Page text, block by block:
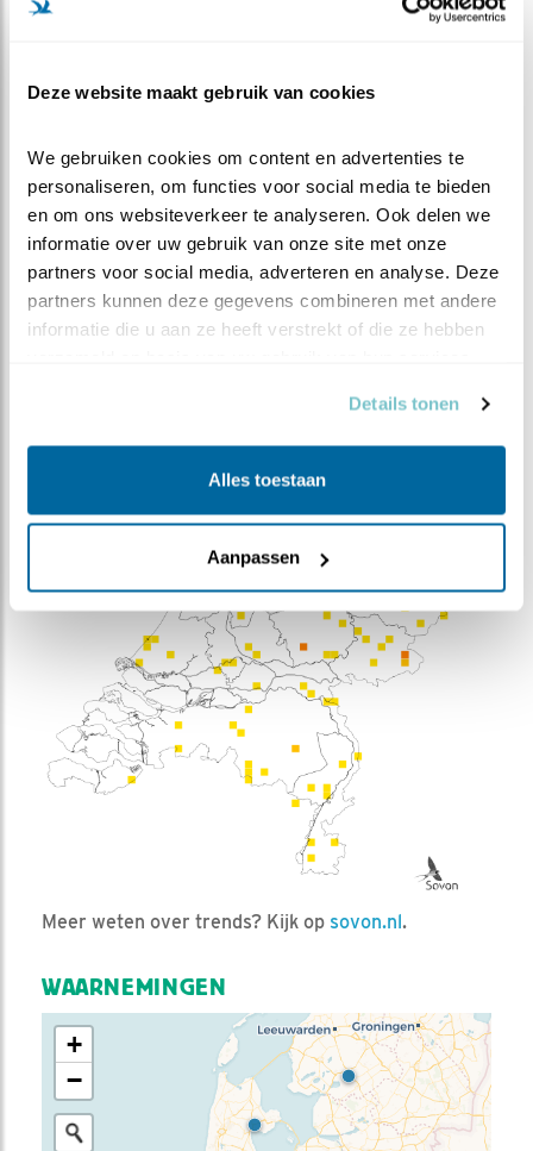
Deze website maakt gebruik van cookies
We gebruiken cookies om content en advertenties te
personaliseren, om functies voor social media te bieden
en om ons websiteverkeer te analyseren. Ook delen we
informatie over uw gebruik van onze site met onze
partners voor social media, adverteren en analyse. Deze
partners kunnen deze gegevens combineren met andere
informatie die u aan ze heeft verstrekt of die ze hebben
Details tonen
Alles toestaan
Aanpassen
eeuwwisseling en vlakt sindsdien af.
AANTALLEN IN NEDERLAND
Geschat maximum
aantal overwinteraars
600-1200 (2012/13-
2014/15)
Doortrekkers
Broedvogel - jaarrond
aanwezig
Meer weten over trends? Kijk op sovon.nl.
WAARNEMINGEN
+
−